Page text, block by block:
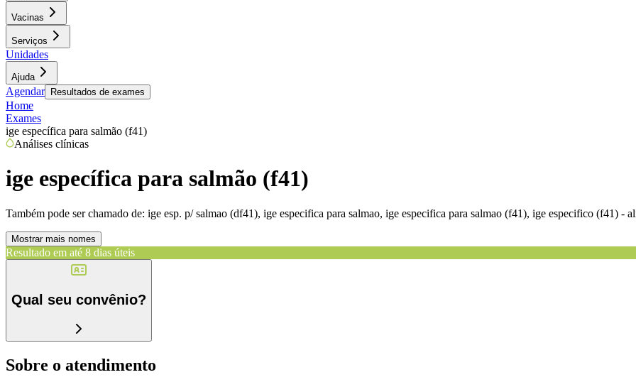
Vacinas
Serviços
Unidades
Ajuda
Agendar Resultados de exames
Home
Exames
ige específica para salmão (f41)
Análises clínicas
ige específica para salmão (f41)
Também pode ser chamado de: ige esp. p/ salmao (df41), ige especifica para salmao, ige especifica para salmao (f41), ige especifico (f41) -
Mostrar mais nomes
Resultado em até 8 dias úteis
Qual seu convênio?
Sobre o atendimento